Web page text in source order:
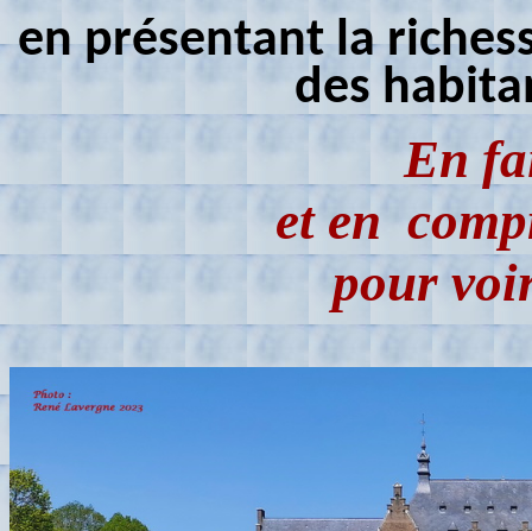
en présentant la
des
En
et en
pour